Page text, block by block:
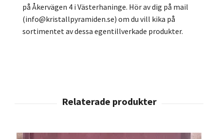
på Åkervägen 4 i Västerhaninge. Hör av dig på mail
(info@kristallpyramiden.se) om du vill kika på
sortimentet av dessa egentillverkade produkter.